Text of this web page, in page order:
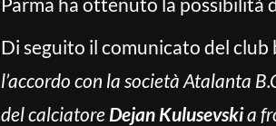
Di seguito il comunicato del club
l’accordo con la società Atalanta
del calciatore Dejan Kulusevskia